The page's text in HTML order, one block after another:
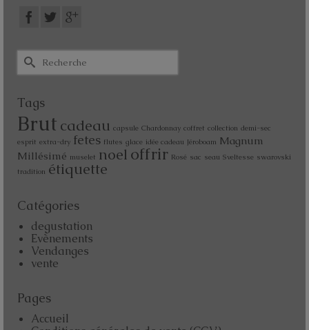
Tags
Brut cadeau capsule Chardonnay coffret collection demi-sec
esprit extra-dry fetes flutes glace idée cadeau Jéroboam Magnum
Millésimé muselet noel offrir Rosé sac seau Sveltesse swarovski
tradition étiquette
Catégories
degustation
Evènements
Vendanges
vente
Pages
Accueil